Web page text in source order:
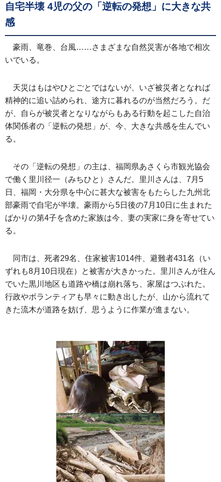
自宅半壊 4児の父の「逆転の発想」に大きな共
感
豪雨、竜巻、台風……さまざまな自然災害が各地で相次
いでいる。
天災はもはやひとごとではないが、いざ被災者となれば
精神的に追い詰められ、途方に暮れるのが当然だろう。だ
が、自らが被災者となりながらもある行動を起こした自治
体関係者の「逆転の発想」が、今、大きな共感を生んでい
る。
その「逆転の発想」の主は、福岡県あさくら市観光協会
で働く里川径一（みちひと）さんだ。里川さんは、7月5
日、福岡・大分県を中心に甚大な被害をもたらした九州北
部豪雨で自宅が半壊。豪雨から5日後の7月10日に生まれた
ばかりの第4子を含めた家族は今、妻の実家に身を寄せてい
る。
同市は、死者29名、住家被害1014件、避難者431名（い
ずれも8月10日現在）と被害が大きかった。里川さんが住ん
でいた黒川地区も道路や橋は崩れ落ち、家屋はつぶれた。
行政やボランティアも早々に動き出したが、山から流れて
きた流木が道路を妨げ、思うように作業が進まない。